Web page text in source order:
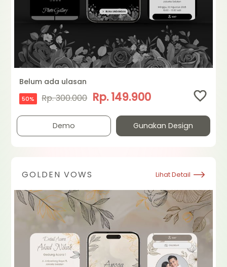
Belum ada ulasan
50% Rp. 300.000 Rp. 149.900
Demo Gunakan Design
GOLDEN VOWS Lihat Detail